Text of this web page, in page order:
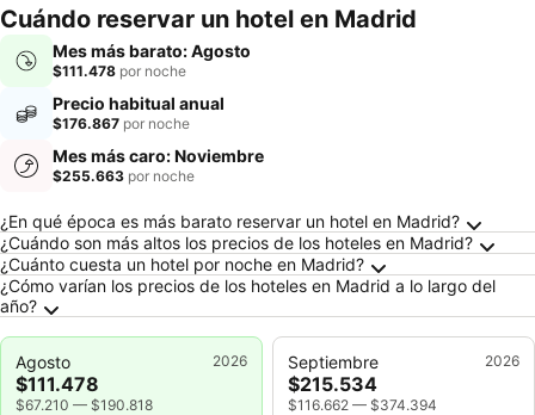
mascotas
Cuándo reservar un hotel en Madrid
Mes más barato: Agosto
$111.478 por noche
Precio habitual anual
$176.867 por noche
Mes más caro: Noviembre
$255.663 por noche
Preguntas frecuentes sobre Madrid
¿En qué época es más barato reservar un hotel en Madrid?
¿Cuándo son más altos los precios de los hoteles en Madrid?
¿Cuánto cuesta un hotel por noche en Madrid?
¿Cómo varían los precios de los hoteles en Madrid a lo largo del
año?
Agosto 2026
$111.478
$67.210 — $190.818
Septiembre 2026
$215.534
$116.662 — $374.394